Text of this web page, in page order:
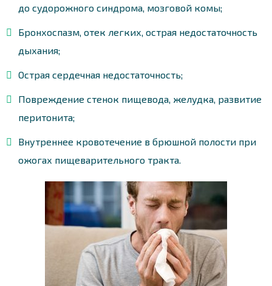
до судорожного синдрома, мозговой комы;
Бронхоспазм, отек легких, острая недостаточность
дыхания;
Острая сердечная недостаточность;
Повреждение стенок пищевода, желудка, развитие
перитонита;
Внутреннее кровотечение в брюшной полости при
ожогах пищеварительного тракта.